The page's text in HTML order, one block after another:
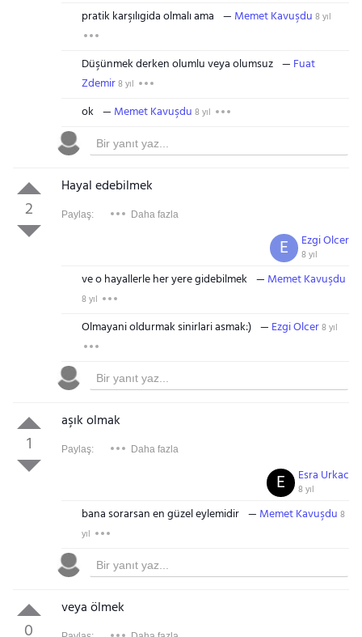
pratik karşılıgida olmalı ama Memet Kavuşdu 8 yıl
Düşünmek derken olumlu veya olumsuz
Fuat
Zdemir8 yıl
ok Memet Kavuşdu 8 yıl
2
Hayal edebilmek
Paylaş: Daha fazla
Ezgi Olcer
8 yıl
E
ve o hayallerle her yere gidebilmek Memet Kavuşdu
8 yıl
Olmayani oldurmak sinirlari asmak:) Ezgi Olcer8 yıl
1
aşık olmak
Paylaş: Daha fazla
Esra Urkac
8 yıl
E
bana sorarsan en güzel eylemidir Memet Kavuşdu 8
yıl
0
veya ölmek
Gezinti Menüsü